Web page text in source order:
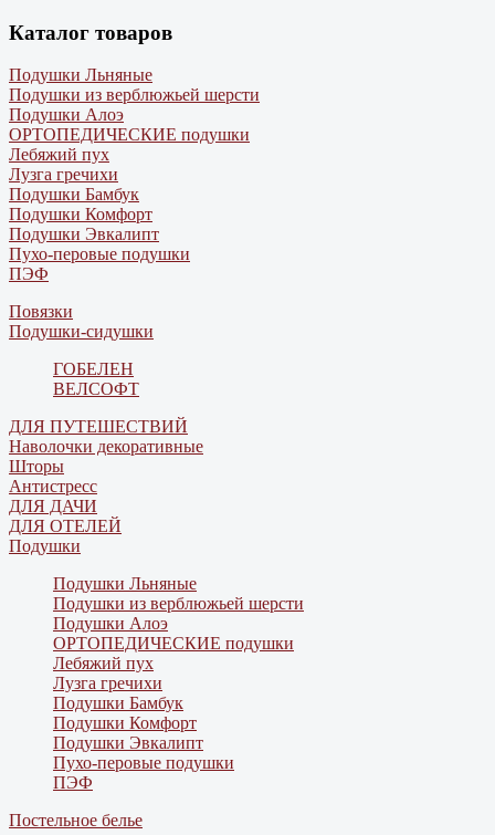
Каталог товаров
Подушки Льняные
Подушки из верблюжьей шерсти
Подушки Алоэ
ОРТОПЕДИЧЕСКИЕ подушки
Лебяжий пух
Лузга гречихи
Подушки Бамбук
Подушки Комфорт
Подушки Эвкалипт
Пухо-перовые подушки
ПЭФ
Повязки
Подушки-сидушки
ГОБЕЛЕН
ВЕЛСОФТ
ДЛЯ ПУТЕШЕСТВИЙ
Наволочки декоративные
Шторы
Антистресс
ДЛЯ ДАЧИ
ДЛЯ ОТЕЛЕЙ
Подушки
Подушки Льняные
Подушки из верблюжьей шерсти
Подушки Алоэ
ОРТОПЕДИЧЕСКИЕ подушки
Лебяжий пух
Лузга гречихи
Подушки Бамбук
Подушки Комфорт
Подушки Эвкалипт
Пухо-перовые подушки
ПЭФ
Постельное белье